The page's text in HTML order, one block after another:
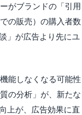
がブランドの「引用
の販売）の購入者数
」が広告より先にユ
能しなくなる可能性
の分析」が、新たな
上が、広告効果に直